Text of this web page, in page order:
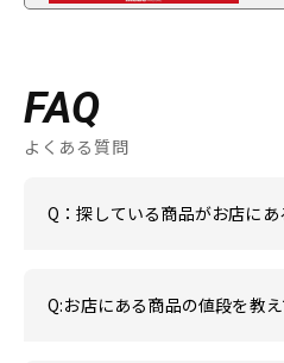
FAQ
よくある質問
Q：探している商品がお店に
Q:お店にある商品の値段を教